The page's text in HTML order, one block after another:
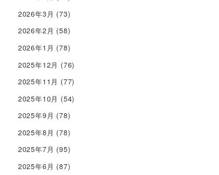
2026年3月 (73)
2026年2月 (58)
2026年1月 (78)
2025年12月 (76)
2025年11月 (77)
2025年10月 (54)
2025年9月 (78)
2025年8月 (78)
2025年7月 (95)
2025年6月 (87)